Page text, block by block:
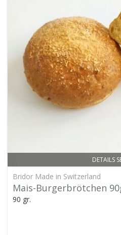
DETAILS
Bridor Made in Switzerland
Mais-Burgerbrötchen
90 gr.